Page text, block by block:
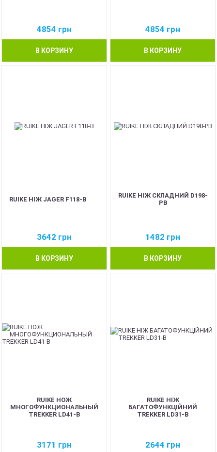
4854 грн
В КОРЗИНУ
4854 грн
В КОРЗИНУ
RUIKE НІЖ JAGER F118-B
3642 грн
В КОРЗИНУ
RUIKE НІЖ СКЛАДНИЙ D198-
PB
1482 грн
В КОРЗИНУ
RUIKE НОЖ
МНОГОФУНКЦИОНАЛЬНЫЙ
TREKKER LD41-B
3171 грн
RUIKE НІЖ
БАГАТОФУНКЦІЙНИЙ
TREKKER LD31-B
2644 грн